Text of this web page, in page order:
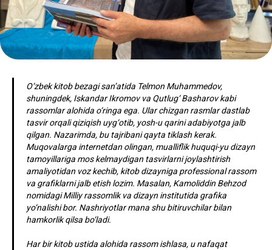
O‘zbek kitob bezagi san’atida Telmon Muhammedov,
shuningdek, Iskandar Ikromov va Qutlug‘ Basharov kabi
rassomlar alohida o‘ringa ega. Ular chizgan rasmlar dastlab
tasvir orqali qiziqish uyg‘otib, yosh-u qarini adabiyotga jalb
qilgan. Nazarimda, bu tajribani qayta tiklash kerak.
Muqovalarga internetdan olingan, mualliflik huquqi-yu dizayn
tamoyillariga mos kelmaydigan tasvirlarni joylashtirish
amaliyotidan voz kechib, kitob dizayniga professional rassom
va grafiklarni jalb etish lozim. Masalan, Kamoliddin Behzod
nomidagi Milliy rassomlik va dizayn institutida grafika
yo‘nalishi bor. Nashriyotlar mana shu bitiruvchilar bilan
hamkorlik qilsa bo‘ladi.
Har bir kitob ustida alohida rassom ishlasa, u nafaqat